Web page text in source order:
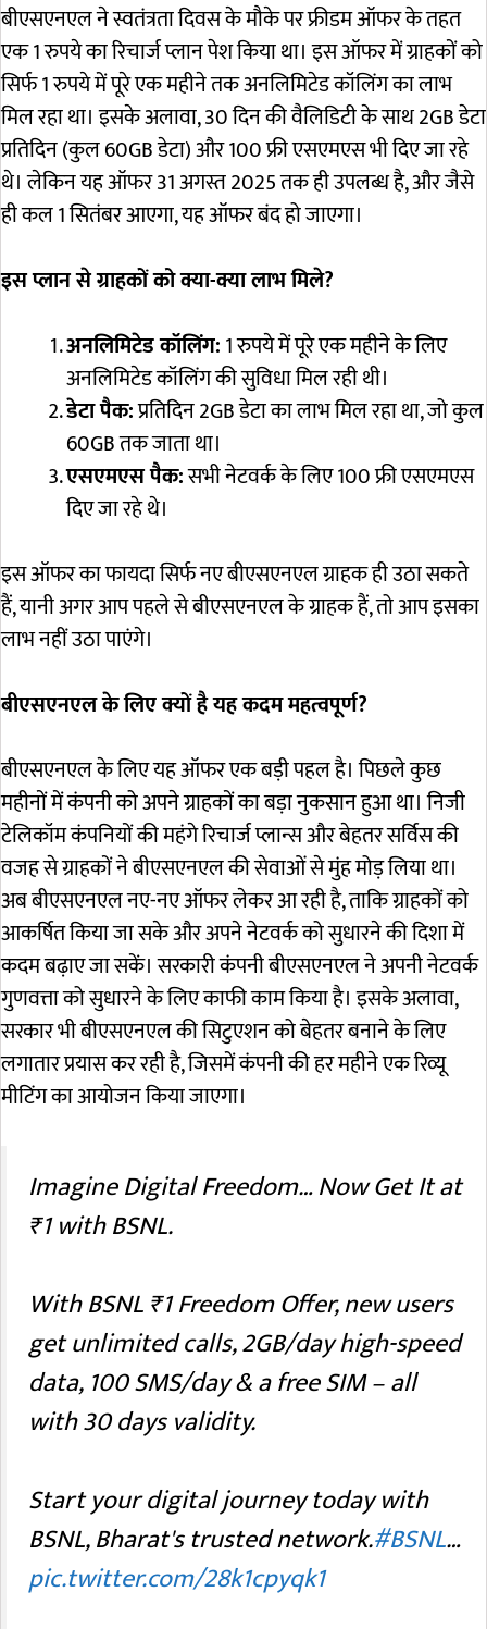
बीएसएनएल ने स्वतंत्रता दिवस के मौके पर फ्रीडम ऑफर के तहत
एक 1 रुपये का रिचार्ज प्लान पेश किया था। इस ऑफर में ग्राहकों को
सिर्फ 1 रुपये में पूरे एक महीने तक अनलिमिटेड कॉलिंग का लाभ
मिल रहा था। इसके अलावा, 30 दिन की वैलिडिटी के साथ 2GB डेटा
प्रतिदिन (कुल 60GB डेटा) और 100 फ्री एसएमएस भी दिए जा रहे
थे। लेकिन यह ऑफर 31 अगस्त 2025 तक ही उपलब्ध है, और जैसे
ही कल 1 सितंबर आएगा, यह ऑफर बंद हो जाएगा।
इस प्लान से ग्राहकों को क्या-क्या लाभ मिले?
अनलिमिटेड कॉलिंग:1 रुपये में पूरे एक महीने के लिए
अनलिमिटेड कॉलिंग की सुविधा मिल रही थी।
डेटा पैक:प्रतिदिन 2GB डेटा का लाभ मिल रहा था, जो कुल
60GB तक जाता था।
एसएमएस पैक:सभी नेटवर्क के लिए 100 फ्री एसएमएस
दिए जा रहे थे।
इस ऑफर का फायदा सिर्फ नए बीएसएनएल ग्राहक ही उठा सकते
हैं, यानी अगर आप पहले से बीएसएनएल के ग्राहक हैं, तो आप इसका
लाभ नहीं उठा पाएंगे।
बीएसएनएल के लिए क्यों है यह कदम महत्वपूर्ण?
बीएसएनएल के लिए यह ऑफर एक बड़ी पहल है। पिछले कुछ
महीनों में कंपनी को अपने ग्राहकों का बड़ा नुकसान हुआ था। निजी
टेलिकॉम कंपनियों की महंगे रिचार्ज प्लान्स और बेहतर सर्विस की
वजह से ग्राहकों ने बीएसएनएल की सेवाओं से मुंह मोड़ लिया था।
अब बीएसएनएल नए-नए ऑफर लेकर आ रही है, ताकि ग्राहकों को
आकर्षित किया जा सके और अपने नेटवर्क को सुधारने की दिशा में
कदम बढ़ाए जा सकें। सरकारी कंपनी बीएसएनएल ने अपनी नेटवर्क
गुणवत्ता को सुधारने के लिए काफी काम किया है। इसके अलावा,
सरकार भी बीएसएनएल की सिटुएशन को बेहतर बनाने के लिए
लगातार प्रयास कर रही है, जिसमें कंपनी की हर महीने एक रिव्यू
मीटिंग का आयोजन किया जाएगा।
Imagine Digital Freedom… Now Get It at
₹1 with BSNL.
With BSNL ₹1 Freedom Offer, new users
get unlimited calls, 2GB/day high-speed
data, 100 SMS/day & a free SIM – all
with 30 days validity.
Start your digital journey today with
BSNL, Bharat's trusted network.#BSNL…
pic.twitter.com/28k1cpyqk1